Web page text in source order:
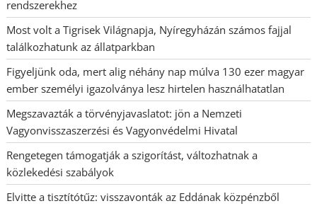
rendszerekhez
Most volt a Tigrisek Világnapja, Nyíregyházán számos fajjal
találkozhatunk az állatparkban
Figyeljünk oda, mert alig néhány nap múlva 130 ezer magyar
ember személyi igazolványa lesz hirtelen használhatatlan
Megszavazták a törvényjavaslatot: jön a Nemzeti
Vagyonvisszaszerzési és Vagyonvédelmi Hivatal
Rengetegen támogatják a szigorítást, változhatnak a
közlekedési szabályok
Elvitte a tisztítótűz: visszavonták az Eddának közpénzből